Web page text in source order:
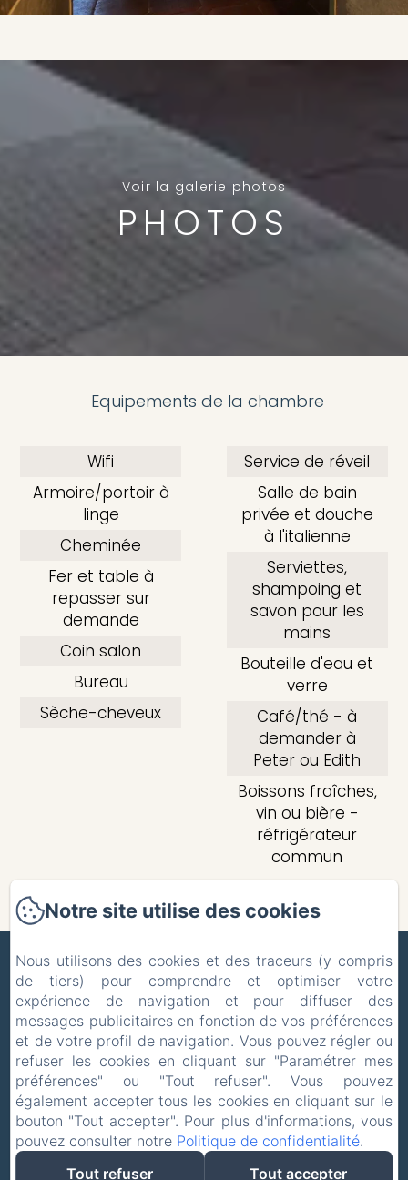
Voir la galerie photos
PHOTOS
Equipements de la chambre
Wifi
Armoire/portoir à
linge
Cheminée
Fer et table à
repasser sur
demande
Coin salon
Bureau
Sèche-cheveux
Service de réveil
Salle de bain
privée et douche
à l'italienne
Serviettes,
shampoing et
savon pour les
mains
Bouteille d'eau et
verre
Café/thé - à
demander à
Peter ou Edith
Boissons fraîches,
vin ou bière -
réfrigérateur
commun
ZONE BLEUE
Politique de confidentialité Informations légales
Informations sur les cookies
5 Route de la Celle, Hyds, 03600, France
pholmgaa@outlook.com
+33 637465039
+31 627014779
Notre site utilise des cookies
Nous utilisons des cookies et des traceurs (y compris
de tiers) pour comprendre et optimiser votre
expérience de navigation et pour diffuser des
messages publicitaires en fonction de vos préférences
et de votre profil de navigation. Vous pouvez régler ou
refuser les cookies en cliquant sur "Paramétrer mes
préférences" ou "Tout refuser". Vous pouvez
également accepter tous les cookies en cliquant sur le
bouton "Tout accepter". Pour plus d'informations, vous
pouvez consulter notre Politique de confidentialité.
Tout refuser
Tout accepter